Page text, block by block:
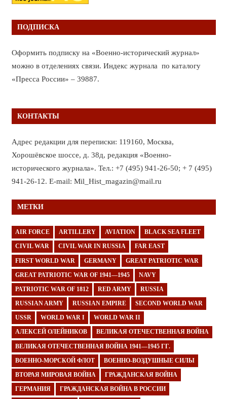
ПОДПИСКА
Оформить подписку на «Военно-исторический журнал»
можно в отделениях связи. Индекс журнала по каталогу
«Пресса России» – 39887.
КОНТАКТЫ
Адрес редакции для переписки: 119160, Москва,
Хорошёвское шоссе, д. 38д, редакция «Военно-
исторического журнала». Тел.: +7 (495) 941-26-50; + 7 (495)
941-26-12. E-mail: Mil_Hist_magazin@mail.ru
МЕТКИ
AIR FORCE ARTILLERY AVIATION BLACK SEA FLEET
CIVIL WAR CIVIL WAR IN RUSSIA FAR EAST
FIRST WORLD WAR GERMANY GREAT PATRIOTIC WAR
GREAT PATRIOTIC WAR OF 1941—1945 NAVY
PATRIOTIC WAR OF 1812 RED ARMY RUSSIA
RUSSIAN ARMY RUSSIAN EMPIRE SECOND WORLD WAR
USSR WORLD WAR I WORLD WAR II
АЛЕКСЕЙ ОЛЕЙНИКОВ ВЕЛИКАЯ ОТЕЧЕСТВЕННАЯ ВОЙНА
ВЕЛИКАЯ ОТЕЧЕСТВЕННАЯ ВОЙНА 1941—1945 ГГ.
ВОЕННО-МОРСКОЙ ФЛОТ ВОЕННО-ВОЗДУШНЫЕ СИЛЫ
ВТОРАЯ МИРОВАЯ ВОЙНА ГРАЖДАНСКАЯ ВОЙНА
ГЕРМАНИЯ ГРАЖДАНСКАЯ ВОЙНА В РОССИИ